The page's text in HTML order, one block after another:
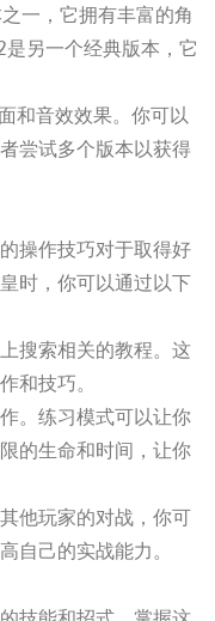
一，它拥有丰富的角
另一个经典版本，它
和音效效果。你可以
尝试多个版本以获得
操作技巧对于取得好
时，你可以通过以下
搜索相关的教程。这
和技巧。
。练习模式可以让你
的生命和时间，让你
他玩家的对战，你可
自己的实战能力。